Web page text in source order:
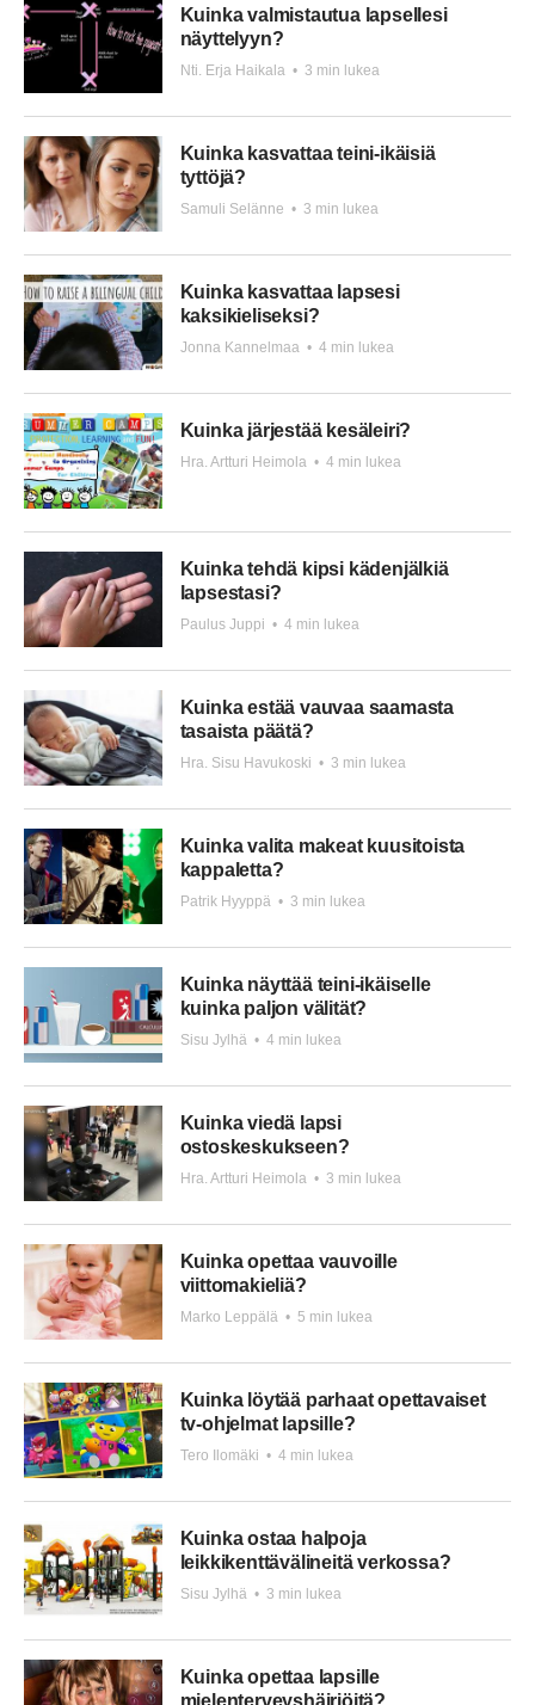
Kuinka valmistautua lapsellesi
näyttelyyn?
Nti. Erja Haikala • 3 min lukea
Kuinka kasvattaa teini-ikäisiä
tyttöjä?
Samuli Selänne • 3 min lukea
Kuinka kasvattaa lapsesi
kaksikieliseksi?
Jonna Kannelmaa • 4 min lukea
Kuinka järjestää kesäleiri?
Hra. Artturi Heimola • 4 min lukea
Kuinka tehdä kipsi kädenjälkiä
lapsestasi?
Paulus Juppi • 4 min lukea
Kuinka estää vauvaa saamasta
tasaista päätä?
Hra. Sisu Havukoski • 3 min lukea
Kuinka valita makeat kuusitoista
kappaletta?
Patrik Hyyppä • 3 min lukea
Kuinka näyttää teini-ikäiselle
kuinka paljon välität?
Sisu Jylhä • 4 min lukea
Kuinka viedä lapsi
ostoskeskukseen?
Hra. Artturi Heimola • 3 min lukea
Kuinka opettaa vauvoille
viittomakieliä?
Marko Leppälä • 5 min lukea
Kuinka löytää parhaat opettavaiset
tv-ohjelmat lapsille?
Tero Ilomäki • 4 min lukea
Kuinka ostaa halpoja
leikkikenttävälineitä verkossa?
Sisu Jylhä • 3 min lukea
Kuinka opettaa lapsille
mielenterveyshäiriöitä?